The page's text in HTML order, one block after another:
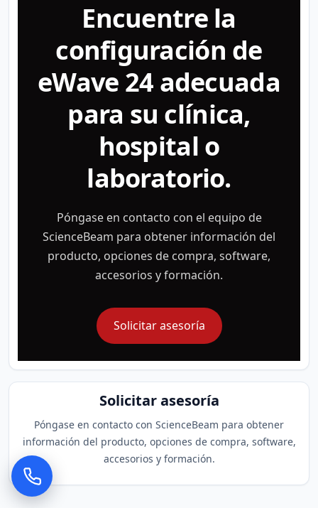
Encuentre la
configuración de
eWave 24 adecuada
para su clínica,
hospital o
laboratorio.
Póngase en contacto con el equipo de
ScienceBeam para obtener información del
producto, opciones de compra, software,
accesorios y formación.
Solicitar asesoría
Solicitar asesoría
Póngase en contacto con ScienceBeam para obtener
información del producto, opciones de compra, software,
accesorios y formación.